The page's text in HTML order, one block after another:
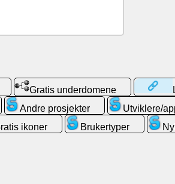
Gratis underdomene
Andre prosjekter Utviklere/
ikoner Brukertyper